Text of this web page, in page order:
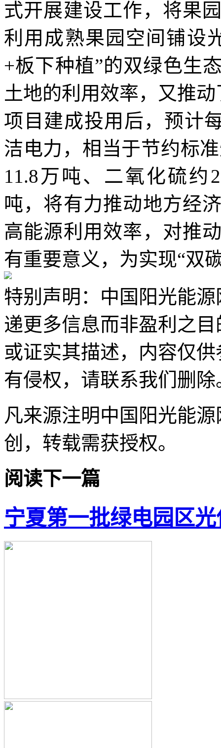
式开展建设工作，将果
利用成熟果园空间铺设
+板下种植”的双绿色生
土地的利用效率，又推
项目建成投用后，预计
洁电力，相当于节约标
11.8万吨、二氧化硫约
吨，将有力推动地方经
高能源利用效率，对推
有重要意义，为实现“双
特别声明：中国阳光能
递更多信息而非盈利之
或证实其描述，内容仅
有侵权，请联系我们删除
凡来源注明中国阳光能
创，转载需获授权。
阅读下一篇
宁夏第一批绿电园区